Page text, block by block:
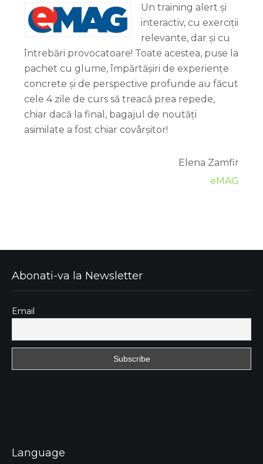
Un training alert și
interactiv, cu exerciții
relevante, dar și cu
întrebări provocatoare! Toate acestea, puse la
pachet cu glume, împărtășiri de experiențe
concrete și de perspective profunde au făcut
cele 4 zile de curs să treacă prea repede,
chiar dacă la final, bagajul de noutăți
asimilate a fost chiar covârșitor!
Elena Zamfir
eMAG
Abonati-va la Newsletter
Email
Language